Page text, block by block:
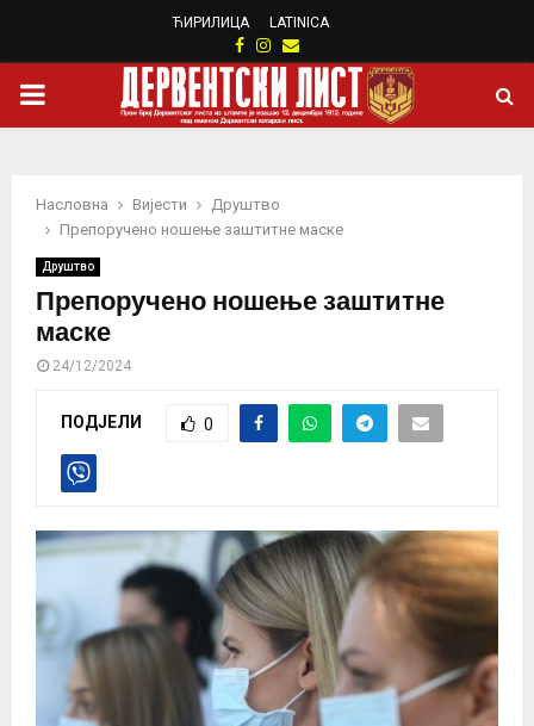
ЋИРИЛИЦА LATINICA
Facebook
Instagram
Email
PRIMARY
Насловна Вијести
Друштво
Препоручено ношење заштитне маске
Друштво
Препоручено ношење заштитне
маске
24/12/2024
ПОДЈЕЛИ 0